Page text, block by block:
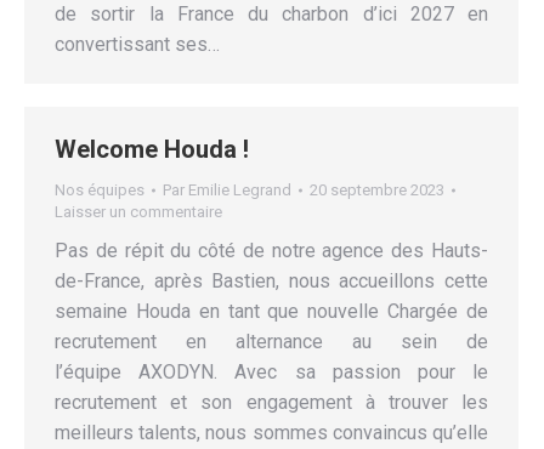
de sortir la France du charbon d’ici 2027 en
convertissant ses…
Welcome Houda !
Nos équipes Par Emilie Legrand
20 septembre 2023
Laisser un commentaire
Pas de répit du côté de notre agence des Hauts-
de-France, après Bastien, nous accueillons cette
semaine Houda en tant que nouvelle Chargée de
recrutement en alternance au sein de
l’équipe AXODYN. Avec sa passion pour le
recrutement et son engagement à trouver les
meilleurs talents, nous sommes convaincus qu’elle